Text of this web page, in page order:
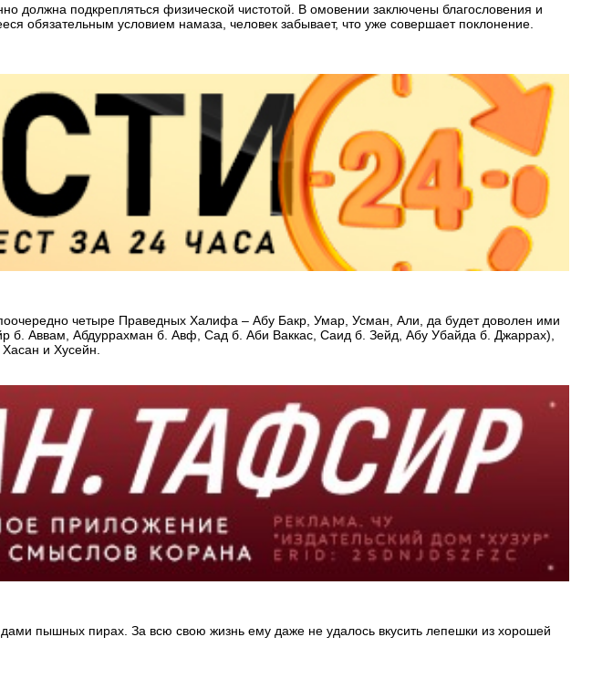
должна подкрепляться физической чистотой. В омовении заключены благословения и
обязательным условием намаза, человек забывает, что уже совершает поклонение.
четыре Праведных Халифа – Абу Бакр, Умар, Усман, Али, да будет доволен ими
б. Аввам, Абдуррахман б. Авф, Сад б. Аби Ваккас, Саид б. Зейд, Абу Убайда б. Джаррах),
и Хусейн.
пышных пирах. За всю свою жизнь ему даже не удалось вкусить лепешки из хорошей